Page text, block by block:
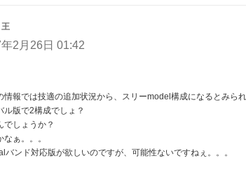
王
り:
2月26日 01:42
情報では技適の追加状況から、スリーmodel構成になるとみら
ル版で2構成でしょ？
でしょうか？
ぁ。。。
バンド対応版が欲しいのですが、可能性ないですねぇ。。。